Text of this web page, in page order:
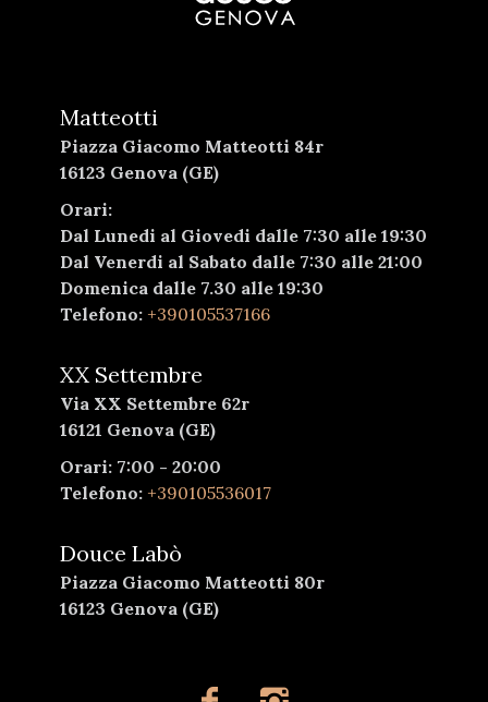
Matteotti
Piazza Giacomo Matteotti 84r
16123 Genova (GE)
Orari:
Dal Lunedi al Giovedi dalle 7:30 alle 19:30
Dal Venerdi al Sabato dalle 7:30 alle 21:00
Domenica dalle 7.30 alle 19:30
Telefono: +390105537166
XX Settembre
Via XX Settembre 62r
16121 Genova (GE)
Orari: 7:00 - 20:00
Telefono: +390105536017
Douce Labò
Piazza Giacomo Matteotti 80r
16123 Genova (GE)